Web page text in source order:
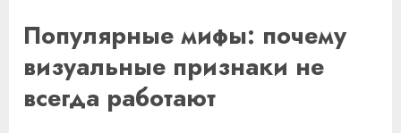
Популярные мифы: почему
визуальные признаки не
всегда работают